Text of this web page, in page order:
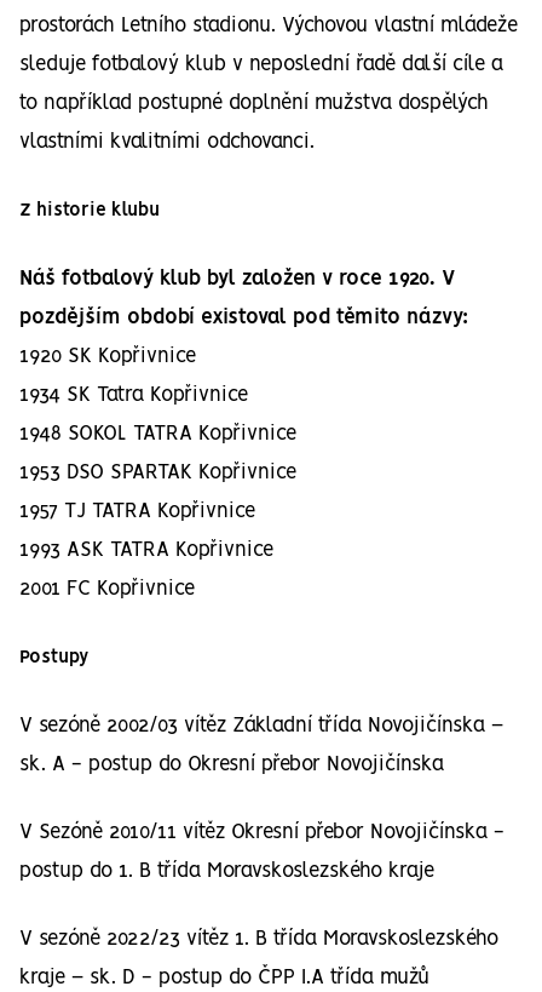
prostorách Letního stadionu. Výchovou vlastní mládeže
sleduje fotbalový klub v neposlední řadě další cíle a
to například postupné doplnění mužstva dospělých
vlastními kvalitními odchovanci.
Z historie klubu
Náš fotbalový klub byl založen v roce 1920. V
pozdějším období existoval pod těmito názvy:
1920 SK Kopřivnice
1934 SK Tatra Kopřivnice
1948 SOKOL TATRA Kopřivnice
1953 DSO SPARTAK Kopřivnice
1957 TJ TATRA Kopřivnice
1993 ASK TATRA Kopřivnice
2001 FC Kopřivnice
Postupy
V sezóně 2002/03 vítěz Základní třída Novojičínska –
sk. A - postup do Okresní přebor Novojičínska
V Sezóně 2010/11 vítěz Okresní přebor Novojičínska -
postup do 1. B třída Moravskoslezského kraje
V sezóně 2022/23 vítěz 1. B třída Moravskoslezského
kraje – sk. D - postup do ČPP I.A třída mužů